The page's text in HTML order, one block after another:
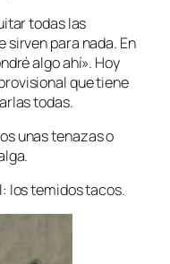
todas las
sirven para nada. En
algo ahí». Hoy
que tiene
todas.
unas tenazas o
los temidos tacos.